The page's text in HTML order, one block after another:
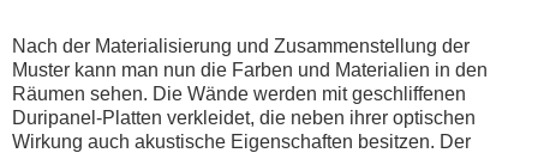
Nach der Materialisierung und Zusammenstellung der
Muster kann man nun die Farben und Materialien in den
Räumen sehen. Die Wände werden mit geschliffenen
Duripanel-Platten verkleidet, die neben ihrer optischen
Wirkung auch akustische Eigenschaften besitzen. Der